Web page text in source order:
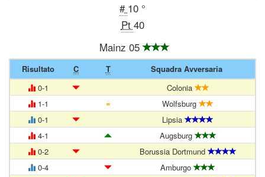
# 10 °
Pt 40
Mainz 05
Risultato C T
Squadra Avversaria
0-1
Colonia
1-1
=
Wolfsburg
0-1
Lipsia
4-1
Augsburg
0-2
Borussia Dortmund
0-4
Amburgo